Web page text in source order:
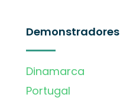
Demonstradores
Dinamarca
Portugal